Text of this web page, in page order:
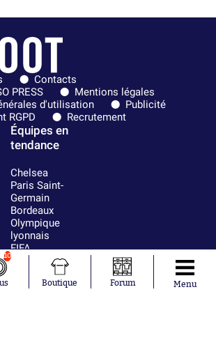
Contacts
PRESS
Mentions légales
d'utilisation
Publicité
RGPD
Recrutement
Équipes en
tendance
Chelsea
Paris Saint-
Germain
Bordeaux
Olympique
lyonnais
FIFA
Real Madrid
RC Strasbourg
AC Milan
10
Boutique Forum Menu